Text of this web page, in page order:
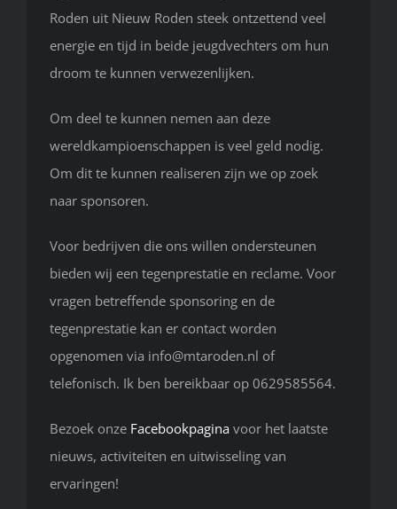
Roden uit Nieuw Roden steek ontzettend veel
energie en tijd in beide jeugdvechters om hun
droom te kunnen verwezenlijken.
Om deel te kunnen nemen aan deze
wereldkampioenschappen is veel geld nodig.
Om dit te kunnen realiseren zijn we op zoek
naar sponsoren.
Voor bedrijven die ons willen ondersteunen
bieden wij een tegenprestatie en reclame. Voor
vragen betreffende sponsoring en de
tegenprestatie kan er contact worden
opgenomen via info@mtaroden.nl of
telefonisch. Ik ben bereikbaar op 0629585564.
Bezoek onze Facebookpagina voor het laatste
nieuws, activiteiten en uitwisseling van
ervaringen!